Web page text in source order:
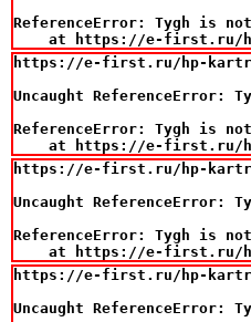
ReferenceError: Tygh is
at https://e-
https://e-first.ru/hp-
Uncaught ReferenceError:
ReferenceError: Tygh is
at https://e-
https://e-first.ru/hp-
Uncaught ReferenceError:
ReferenceError: Tygh is
at https://e-
https://e-first.ru/hp-
Uncaught ReferenceError: